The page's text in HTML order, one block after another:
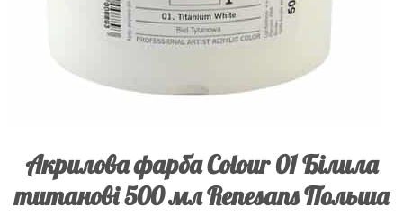
Акрилова фарба Colour 01 Білила
титанові 500 мл Renesans Польша